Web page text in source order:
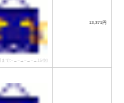
まで:−→−→−→−→15位]
13,371円